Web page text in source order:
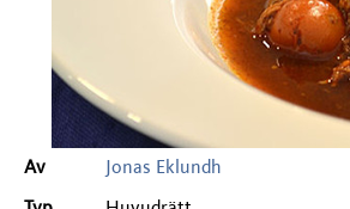
Av Jonas Eklundh